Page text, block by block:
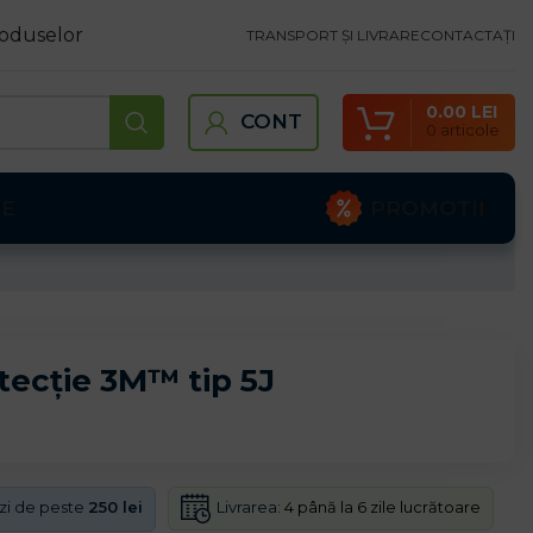
TRANSPORT ȘI LIVRARECONTACTAȚI
CONT 0 articole
0.00 LEI
3M™ tip 5J
de peste 250 lei Livrarea: 4 până la 6 zile lucrătoare